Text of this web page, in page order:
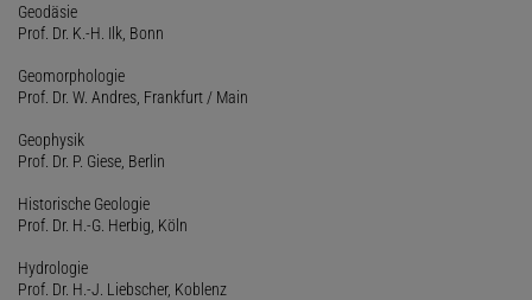
Geodäsie
Prof. Dr. K.-H. Ilk, Bonn
Geomorphologie
Prof. Dr. W. Andres, Frankfurt / Main
Geophysik
Prof. Dr. P. Giese, Berlin
Historische Geologie
Prof. Dr. H.-G. Herbig, Köln
Hydrologie
Prof. Dr. H.-J. Liebscher, Koblenz